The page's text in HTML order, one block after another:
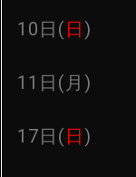
10日( 日)
11日(月)
17日( 日)